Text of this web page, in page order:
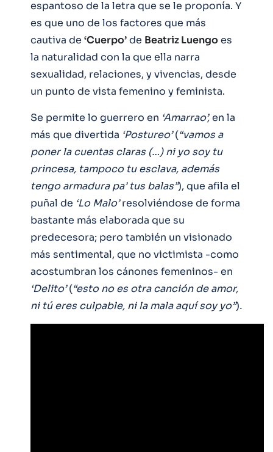
espantoso de la letra que se le proponía. Y
es que uno de los factores que más
cautiva de ‘Cuerpo’de Beatriz Luengoes
la naturalidad con la que ella narra
sexualidad, relaciones, y vivencias, desde
un punto de vista femenino y feminista.
Se permite lo guerrero en ‘Amarrao’,en la
más que divertida ‘Postureo’(“vamos a
poner la cuentas claras (…) ni yo soy tu
princesa, tampoco tu esclava, además
tengo armadura pa’ tus balas”), que afila el
puñal de ‘Lo Malo’resolviéndose de forma
bastante más elaborada que su
predecesora; pero también un visionado
más sentimental, que no victimista -como
acostumbran los cánones femeninos- en
‘Delito’(“esto no es otra canción de amor,
ni tú eres culpable, ni la mala aquí soy yo”).